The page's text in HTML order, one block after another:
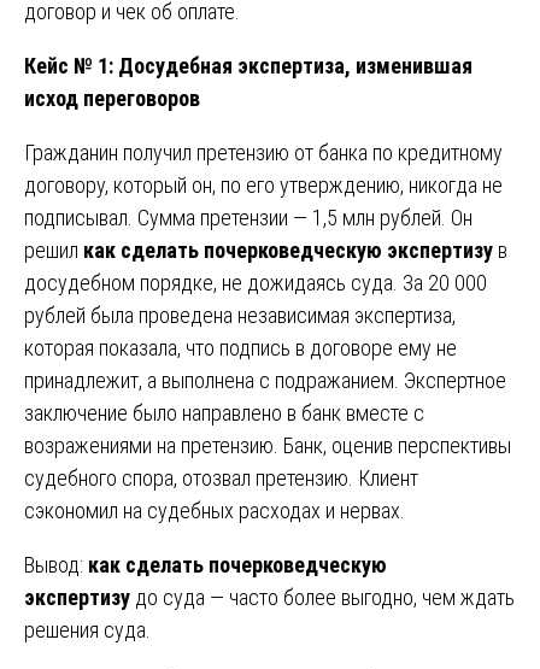
договор и чек об оплате.
Кейс № 1: Досудебная экспертиза, изменившая
исход переговоров
Гражданин получил претензию от банка по кредитному
договору, который он, по его утверждению, никогда не
подписывал. Сумма претензии — 1,5 млн рублей. Он
решил как сделать почерковедческую экспертизу в
досудебном порядке, не дожидаясь суда. За 20 000
рублей была проведена независимая экспертиза,
которая показала, что подпись в договоре ему не
принадлежит, а выполнена с подражанием. Экспертное
заключение было направлено в банк вместе с
возражениями на претензию. Банк, оценив перспективы
судебного спора, отозвал претензию. Клиент
сэкономил на судебных расходах и нервах.
Вывод: как сделать почерковедческую
экспертизу до суда — часто более выгодно, чем ждать
решения суда.